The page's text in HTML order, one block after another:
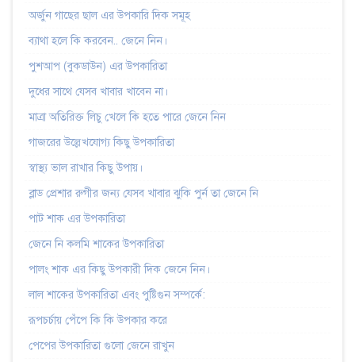
অর্জুন গাছের ছাল এর উপকারি দিক সমূহ
ব্যাথা হলে কি করবেন.. জেনে নিন।
পুশআপ (বুকডাউন) এর উপকারিতা
দুধের সাথে যেসব খাবার খাবেন না।
মাত্রা অতিরিক্ত লিচু খেলে কি হতে পারে জেনে নিন
গাজরের উল্লেখযোগ্য কিছু উপকারিতা
স্বাস্থ্য ভাল রাখার কিছু উপায়।
ব্লাড প্রেশার রুগীর জন্য যেসব খাবার ঝুকি পুর্ন তা জেনে নি
পাট শাক এর উপকারিতা
জেনে নি কলমি শাকের উপকারিতা
পালং শাক এর কিছু উপকারী দিক জেনে নিন।
লাল শাকের উপকারিতা এবং পুষ্টিগুন সম্পর্কে:
রূপচর্চায় পেঁপে কি কি উপকার করে
পেপের উপকারিতা গুলো জেনে রাখুন